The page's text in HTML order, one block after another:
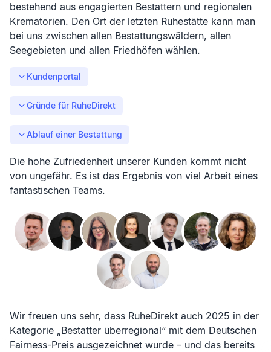
bestehend aus engagierten Bestattern und regionalen
Krematorien. Den Ort der letzten Ruhestätte kann man
bei uns zwischen allen Bestattungswäldern, allen
Seegebieten und allen Friedhöfen wählen.
Kundenportal
Gründe für RuheDirekt
Ablauf einer Bestattung
Die hohe Zufriedenheit unserer Kunden kommt nicht
von ungefähr. Es ist das Ergebnis von viel Arbeit eines
fantastischen Teams.
Wir freuen uns sehr, dass RuheDirekt auch 2025 in der
Kategorie „Bestatter überregional“ mit dem Deutschen
Fairness-Preis ausgezeichnet wurde – und das bereits